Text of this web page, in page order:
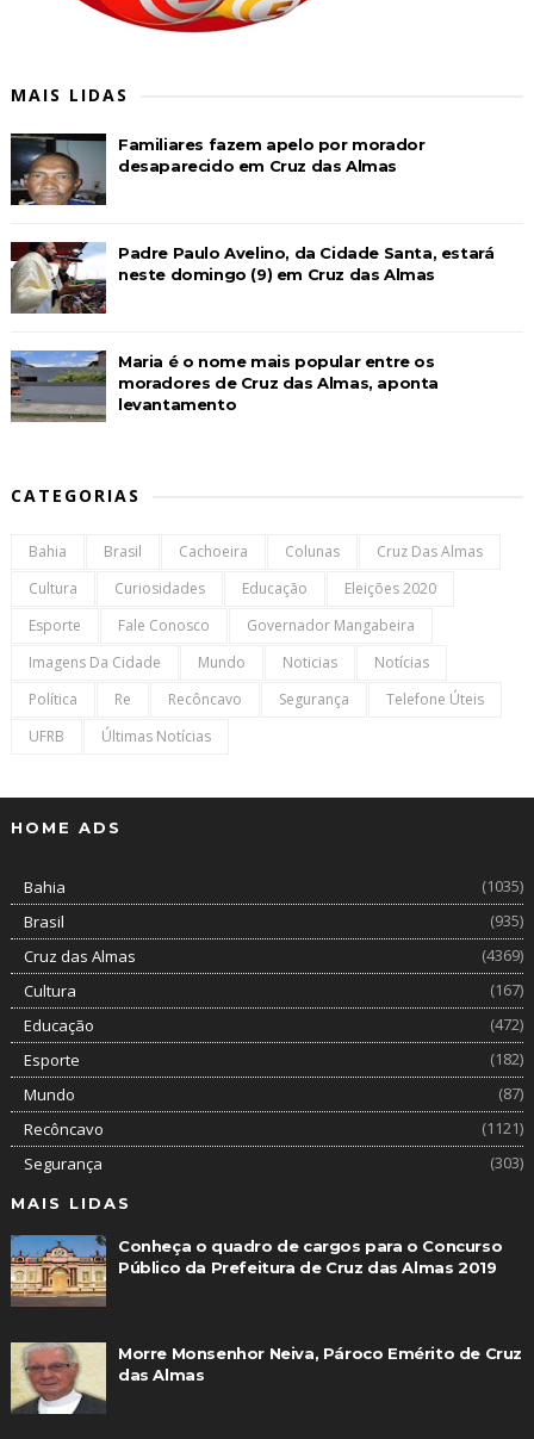
MAIS LIDAS
Familiares fazem apelo por morador
desaparecido em Cruz das Almas
Padre Paulo Avelino, da Cidade Santa, estará
neste domingo (9) em Cruz das Almas
Maria é o nome mais popular entre os
moradores de Cruz das Almas, aponta
levantamento
CATEGORIAS
Bahia Brasil Cachoeira Colunas
Cruz Das Almas
Cultura
Curiosidades Educação
Eleições 2020
Esporte
Fale Conosco
Governador Mangabeira
Imagens Da Cidade
Mundo Noticias
Notícias
Política
Re Recôncavo Segurança
Telefone Úteis
UFRB
Últimas Notícias
HOME ADS
Bahia
(1035)
Brasil
(935)
Cruz das Almas
(4369)
Cultura
(167)
Educação
(472)
Esporte
(182)
Mundo
(87)
Recôncavo
(1121)
Segurança
(303)
MAIS LIDAS
Conheça o quadro de cargos para o Concurso
Público da Prefeitura de Cruz das Almas 2019
Morre Monsenhor Neiva, Pároco Emérito de Cruz
das Almas